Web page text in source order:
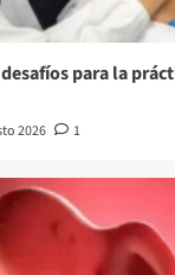
para la
2026 1